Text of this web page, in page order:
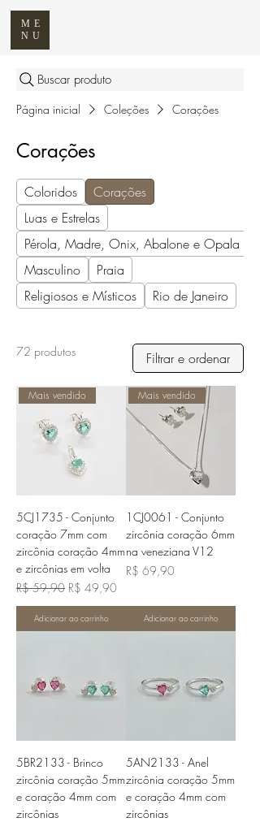
ME
NU
Buscar produto
Página inicial Coleções Corações
Corações
Coloridos
Corações
Luas e Estrelas
Pérola, Madre, Onix, Abalone e Opala
Masculino
Praia
Religiosos e Místicos
Rio de Janeiro
72 produtos Filtrar e ordenar
Mais vendido
5CJ1735 - Conjunto
coração 7mm com
zircônia coração 4mm
e zircônias em volta
Preço normal
R$ 59,90 Preço promocional
R$ 49,90
Adicionar ao carrinho
Mais vendido
1CJ0061 - Conjunto
zircônia coração 6mm
na veneziana V12
Preço
R$ 69,90
Adicionar ao carrinho
5BR2133 - Brinco
zircônia coração 5mm
e coração 4mm com
zircônias
5AN2133 - Anel
zircônia coração 5mm
e coração 4mm com
zircônias